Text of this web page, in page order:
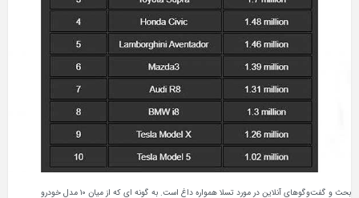
بحث و گفت‌وگوهای آنلاین در مورد تسلا همواره داغ است. به گونه ای که از میان ۱۰ مدل خودرو